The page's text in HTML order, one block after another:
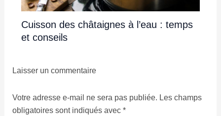
Cuisson des châtaignes à l’eau : temps
et conseils
Laisser un commentaire
Votre adresse e-mail ne sera pas publiée. Les champs
obligatoires sont indiqués avec *